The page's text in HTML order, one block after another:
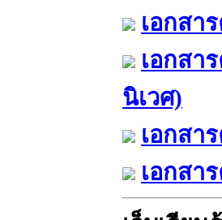
เอกสา
เอกสา
นิเวศ)
เอกสา
เอกสา